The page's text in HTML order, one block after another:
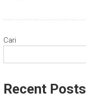
Cari
Recent Posts